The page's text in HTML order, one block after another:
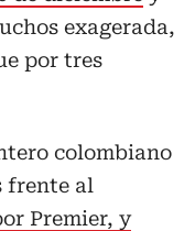
exagerada,
por tres
colombiano
frente al
Premier, y